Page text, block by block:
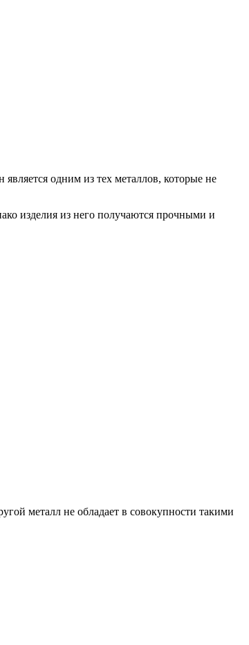
одним из тех металлов, которые не
изделия из него получаются прочными и
металл не обладает в совокупности такими